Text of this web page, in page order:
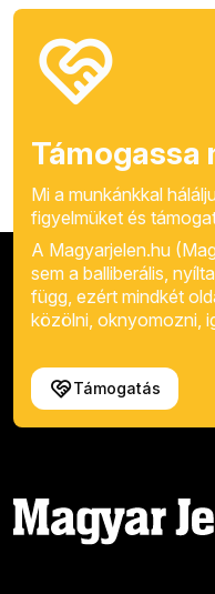
Támogassa
Mi a munkánkkal
figyelmüket és
A Magyarjelen.hu
sem a balliberális,
függ, ezért mindkét
közölni, oknyomozni,
Támogatás